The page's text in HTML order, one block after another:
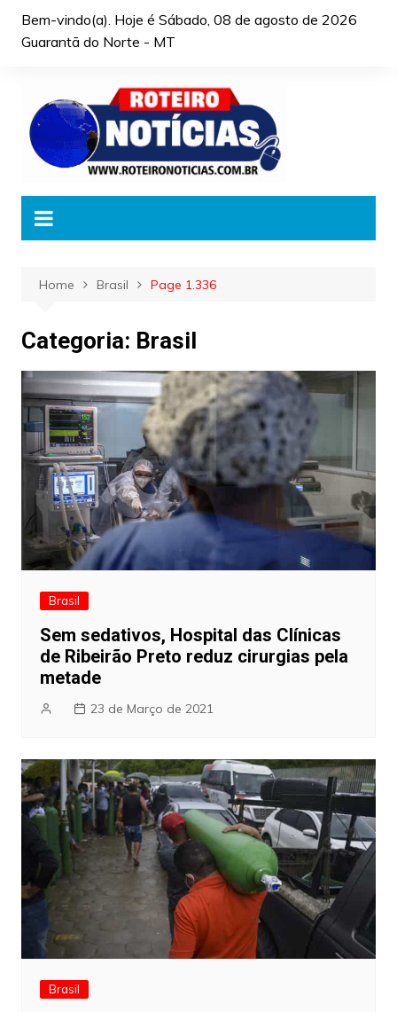
Bem-vindo(a). Hoje é Sábado, 08 de agosto de 2026
Guarantã do Norte - MT
Home Brasil Page 1.336
Categoria: Brasil
Brasil
Sem sedativos, Hospital das Clínicas
de Ribeirão Preto reduz cirurgias pela
metade
23 de Março de 2021
Brasil